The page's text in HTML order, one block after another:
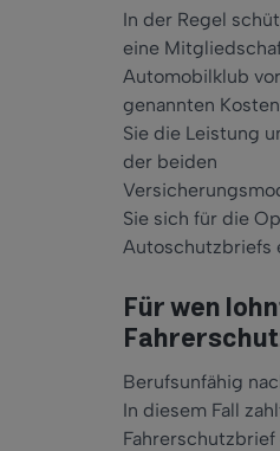
In der Regel
eine
Automobilklub
genannten
Sie die Leistung
der beiden
Sie sich für die
Autoschutzbriefs
Für wen
Berufsunfähig
In diesem Fall
Fahrerschutzbrief